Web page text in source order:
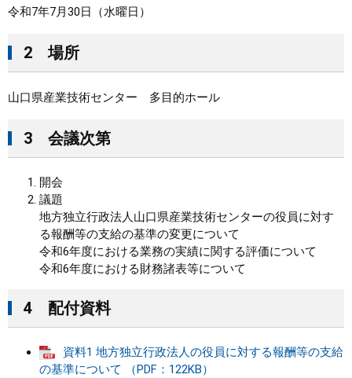
まちづくり
県政情報
令和7年7月30日（水曜日）
2 場所
山口県産業技術センター 多目的ホール
3 会議次第
開会
議題
地方独立行政法人山口県産業技術センターの役員に対す
る報酬等の支給の基準の変更について
​令和6年度における業務の実績に関する評価について
令和6年度における財務諸表等について
4 配付資料
資料1 地方独立行政法人の役員に対する報酬等の支給
の基準について （PDF：122KB）